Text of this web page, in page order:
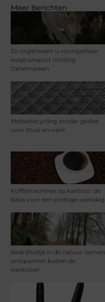
Meer Berichten
Zo organiseert u voorspelbaar
wegtransport richting
Denemarken
Metaalrecycling zonder gedoe
voor thuis en werk
Koffiemachines op kantoor: de
basis voor een prettige werkdag
Bedrijfsuitje in de natuur: samen
ontspannen buiten de
werkvloer